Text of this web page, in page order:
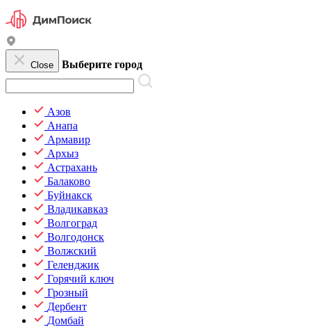
Close Выберите город
Азов
Анапа
Армавир
Архыз
Астрахань
Балаково
Буйнакск
Владикавказ
Волгоград
Волгодонск
Волжский
Геленджик
Горячий ключ
Грозный
Дербент
Домбай